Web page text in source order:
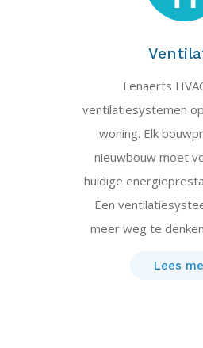
Lenaerts
ventilatiesystemen
woning. Elk
nieuwbouw moet
huidige
Een
meer weg te
Lees